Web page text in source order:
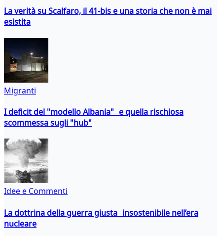
La verità su Scalfaro, il 41-bis e una storia che non è mai
esistita
Migranti
I deficit del "modello Albania" e quella rischiosa
scommessa sugli "hub"
Idee e Commenti
La dottrina della guerra giusta insostenibile nell’era
nucleare